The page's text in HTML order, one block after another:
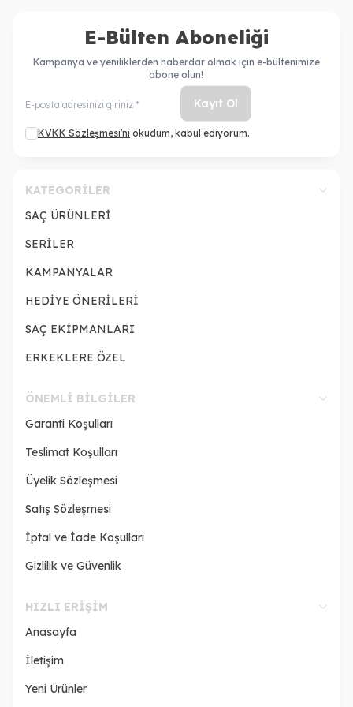
E-Bülten Aboneliği
Kampanya ve yeniliklerden haberdar olmak için e-bültenimize
abone olun!
Kayıt Ol
KVKK Sözleşmesi'ni okudum, kabul ediyorum.
KATEGORILER
SAÇ ÜRÜNLERİ
SERİLER
KAMPANYALAR
HEDİYE ÖNERİLERİ
SAÇ EKİPMANLARI
ERKEKLERE ÖZEL
ÖNEMLI BILGILER
Garanti Koşulları
Teslimat Koşulları
Üyelik Sözleşmesi
Satış Sözleşmesi
İptal ve İade Koşulları
Gizlilik ve Güvenlik
HIZLI ERIŞIM
Anasayfa
İletişim
Yeni Ürünler